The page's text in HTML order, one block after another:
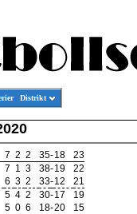
Distrikt
7 2 2 35-18
23
7 1 3 38-19
22
6 3 2 33-12
21
5 4 2 30-17
19
5 0 6 18-20
15